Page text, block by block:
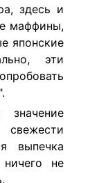
здесь и
маффины,
японские
эти
выпечка
не